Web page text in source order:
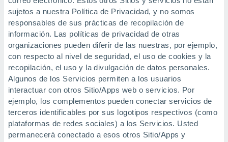
sujetos a nuestra Política de Privacidad, y no somos
responsables de sus prácticas de recopilación de
información. Las políticas de privacidad de otras
organizaciones pueden diferir de las nuestras, por ejemplo,
con respecto al nivel de seguridad, el uso de cookies y la
recopilación, el uso y la divulgación de datos personales.
Algunos de los Servicios permiten a los usuarios
interactuar con otros Sitio/Apps web o servicios. Por
ejemplo, los complementos pueden conectar servicios de
terceros identificables por sus logotipos respectivos (como
plataformas de redes sociales) a los Servicios. Usted
permanecerá conectado a esos otros Sitio/Apps y